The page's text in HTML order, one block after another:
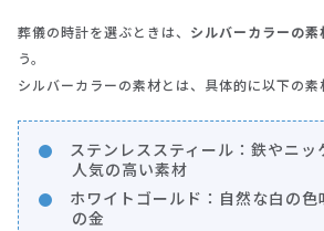
葬儀の時計を選ぶときは、 シルバーカラーの素
う。
シルバーカラーの素材とは、具体的に以下の素
ステンレススティール：鉄やニッ
人気の高い素材
ホワイトゴールド：自然な白の
の金